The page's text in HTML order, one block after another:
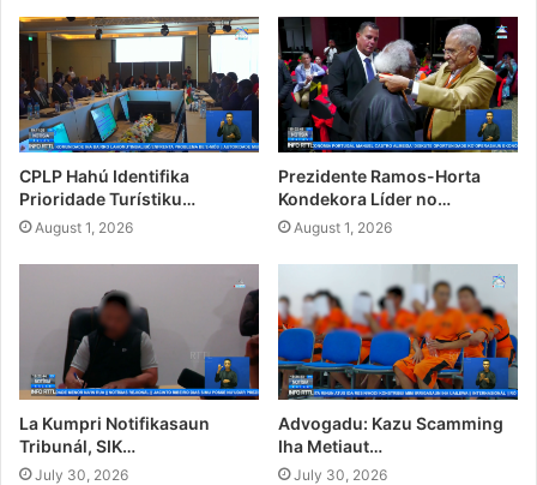
CPLP Hahú Identifika
Prioridade Turístiku…
August 1, 2026
Prezidente Ramos-Horta
Kondekora Líder no…
August 1, 2026
La Kumpri Notifikasaun
Tribunál, SIK…
July 30, 2026
Advogadu: Kazu Scamming
Iha Metiaut…
July 30, 2026